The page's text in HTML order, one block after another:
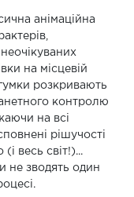
анімаційна
на місцевій
розкривають
контролю
на всі
рішучості
весь світ!)...
не зводять один